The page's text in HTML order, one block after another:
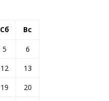
Сб Вс
5
6
12
13
19
20